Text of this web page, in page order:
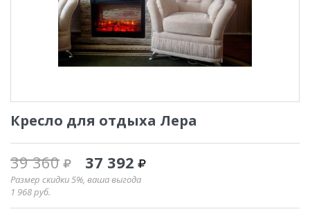
Кресло для отдыха Лера
39 360 37 392
Размер скидки 5%, ваша выгода
1 968руб.